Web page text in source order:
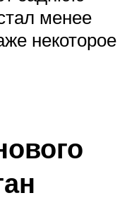
менее
некоторое